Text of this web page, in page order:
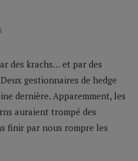
des krachs… et par des
gestionnaires de hedge
dernière. Apparemment, les
auraient trompé des
finir par nous rompre les